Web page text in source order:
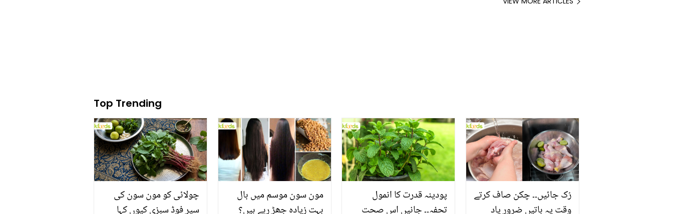
Top Trending
چولائی کو مون سون کی
سپر فوڈ سبزی کیوں کہا
مون سون موسم میں بال
بہت زیادہ جھڑ رہے ہیں؟
پودینہ قدرت کا انمول
تحفہ۔۔ جانیں اس صحت
رُک جائیں۔۔ چکن صاف کرتے
وقت یہ باتیں ضرور یاد